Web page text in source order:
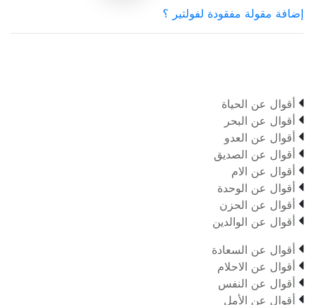
إضافة مقولة مفقودة لفولتير ؟
 أقوال عن الحياة
 أقوال عن البحر
 أقوال عن العدو
 أقوال عن الصديق
 أقوال عن الام
 أقوال عن الوحدة
 أقوال عن الحزن
 أقوال عن الوالدين
 أقوال عن السعادة
 أقوال عن الاحلام
 أقوال عن النفس
 أقوال عن الأمل